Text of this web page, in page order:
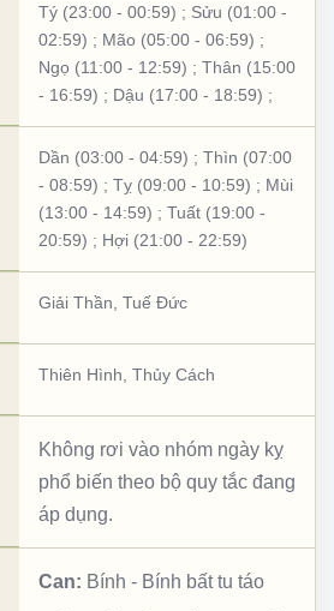
Tý (23:00 - 00:59) ; Sửu (01:00 -
02:59) ; Mão (05:00 - 06:59) ;
Ngọ (11:00 - 12:59) ; Thân (15:00
- 16:59) ; Dậu (17:00 - 18:59) ;
Dần (03:00 - 04:59) ; Thìn (07:00
- 08:59) ; Tỵ (09:00 - 10:59) ; Mùi
(13:00 - 14:59) ; Tuất (19:00 -
20:59) ; Hợi (21:00 - 22:59)
Giải Thần Tuế Đức
Thiên Hình Thủy Cách
Không rơi vào nhóm ngày kỵ
phổ biến theo bộ quy tắc đang
áp dụng.
Can: Bính - Bính bất tu táo